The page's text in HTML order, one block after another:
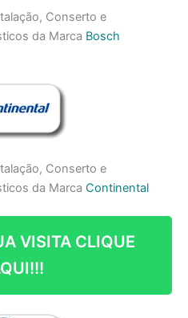
Conserto e
da Marca Bosch
Conserto e
da Marca Continental
VISITA CLIQUE